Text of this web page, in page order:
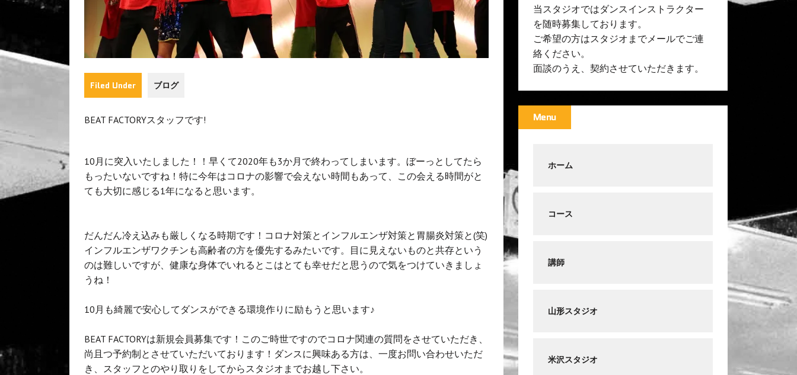
Filed Under ブログ
BEAT FACTORYスタッフです!
10月に突入いたしました！！早くて2020年も3か月で終わってしまいます。ぼーっとしてたら
もったいないですね！特に今年はコロナの影響で会えない時間もあって、この会える時間がと
ても大切に感じる1年になると思います。
だんだん冷え込みも厳しくなる時期です！コロナ対策とインフルエンザ対策と胃腸炎対策と(笑)
インフルエンザワクチンも高齢者の方を優先するみたいです。目に見えないものと共存という
のは難しいですが、健康な身体でいれるとこはとても幸せだと思うので気をつけていきましょ
うね！
10月も綺麗で安心してダンスができる環境作りに励もうと思います♪
BEAT FACTORYは新規会員募集です！このご時世ですのでコロナ関連の質問をさせていただき、
尚且つ予約制とさせていただいております！ダンスに興味ある方は、一度お問い合わせいただ
き、スタッフとのやり取りをしてからスタジオまでお越し下さい。
当スタジオではダンスインストラクター
を随時募集しております。
ご希望の方はスタジオまでメールでご連
絡ください。
面談のうえ、契約させていただきます。
Menu
ホーム
コース
講師
山形スタジオ
米沢スタジオ